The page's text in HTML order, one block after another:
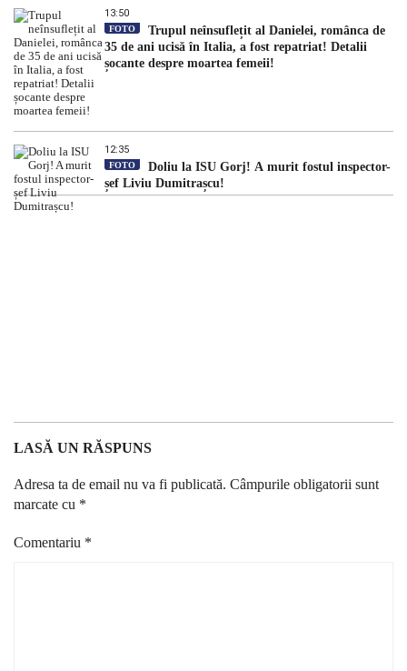
13:50
FOTO
Trupul neînsuflețit al Danielei, românca de
35 de ani ucisă în Italia, a fost repatriat! Detalii
șocante despre moartea femeii!
12:35
FOTO
Doliu la ISU Gorj! A murit fostul inspector-
șef Liviu Dumitrașcu!
LASĂ UN RĂSPUNS
Adresa ta de email nu va fi publicată. Câmpurile obligatorii sunt
marcate cu *
Comentariu *